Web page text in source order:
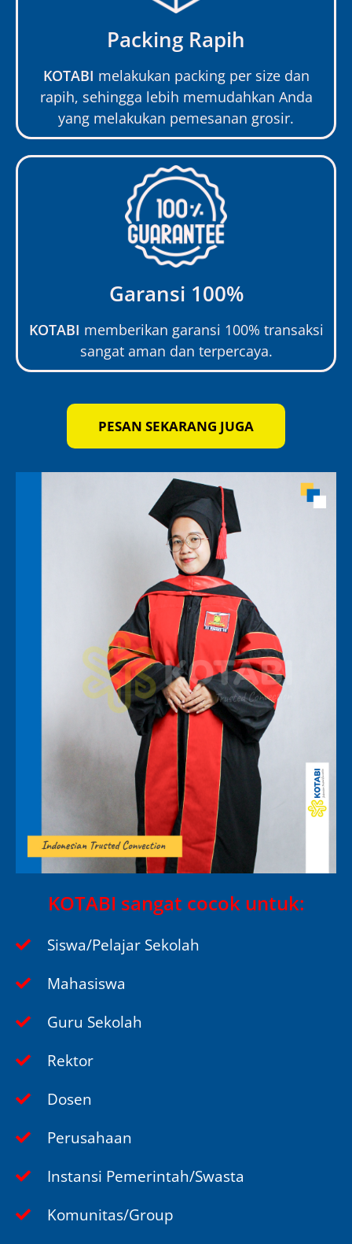
Packing Rapih
KOTABI melakukan packing per size dan
rapih, sehingga lebih memudahkan Anda
yang melakukan pemesanan grosir.
Garansi 100%
KOTABI memberikan garansi 100% transaksi
sangat aman dan terpercaya.
PESAN SEKARANG JUGA
KOTABI sangat cocok untuk:
Siswa/Pelajar Sekolah
Mahasiswa
Guru Sekolah
Rektor
Dosen
Perusahaan
Instansi Pemerintah/Swasta
Komunitas/Group